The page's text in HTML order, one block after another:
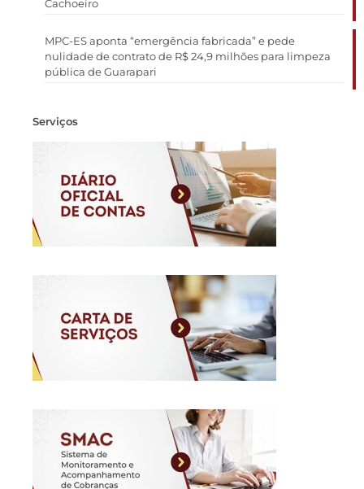
Cachoeiro
MPC-ES aponta “emergência fabricada” e pede
nulidade de contrato de R$ 24,9 milhões para limpeza
pública de Guarapari
Serviços